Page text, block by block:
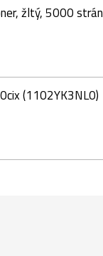
žltý, 5000 strán
(1102YK3NL0)